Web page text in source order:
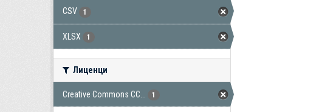
CSV 1
XLSX 1
Лиценци
Creative Commons CC... 1